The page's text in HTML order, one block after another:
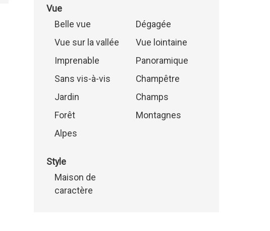
Vue
Belle vue
Dégagée
Vue sur la vallée
Vue lointaine
Imprenable
Panoramique
Sans vis-à-vis
Champêtre
Jardin
Champs
Forêt
Montagnes
Alpes
Style
Maison de
caractère